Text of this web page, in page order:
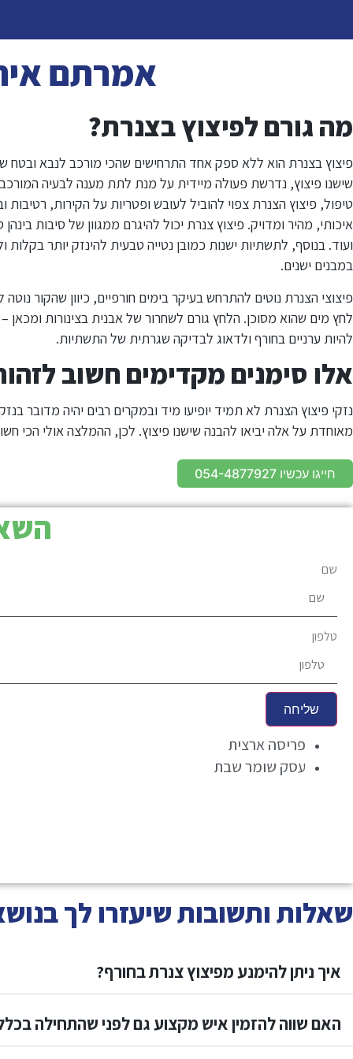
אמרתם
מה גורם לפיצוץ בצנרת?
פיצוץ בצנרת הוא ללא ספק אחד התרחישים שהכי מורכב לנבא ובטח
שישנו פיצוץ, נדרשת פעולה מיידית על מנת לתת מענה לבעיה
טיפול, פיצוץ הצנרת צפוי להוביל לעובש ופטריות על הקירות, רטיבות
איכותי, מהיר ומדויק. פיצוץ צנרת יכול להיגרם ממגוון של סיבות
ועוד. בנוסף, לתשתיות ישנות כמובן נטייה טבעית להינזק יותר בקלות
במבנים ישנים.
פיצוצי הצנרת נוטים להתרחש בעיקר בימים חורפיים, כיוון שהקור
לחץ מים שהוא מסוכן. הלחץ גורם לשחרור של אבנית בצינורות ומכאן
להיות ערניים בחורף ולדאוג לבדיקה שגרתית של התשתיות.
אלו סימנים מקדימים חשוב
נזקי פיצוץ הצנרת לא תמיד יופיעו מיד ובמקרים רבים יהיה מדובר
מאוחדת על אלה יביאו להבנה שישנו פיצוץ. לכן, ההמלצה אולי הכי
חייגו עכשיו 054-4877927
שם
טלפון
שליחה
פריסה ארצית
עסק שומר שבת
שאלות ותשובות שיעזרו לך
איך ניתן להימנע מפיצוץ צנרת בחורף?
האם שווה להזמין איש מקצוע גם לפני שהתחילה